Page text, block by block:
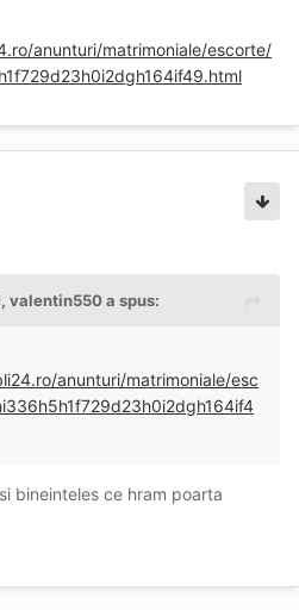
anunturi/matrimoniale/escorte/
valentin550a spus:
anunturi/matrimoniale/esc
bineinteles ce hram poarta